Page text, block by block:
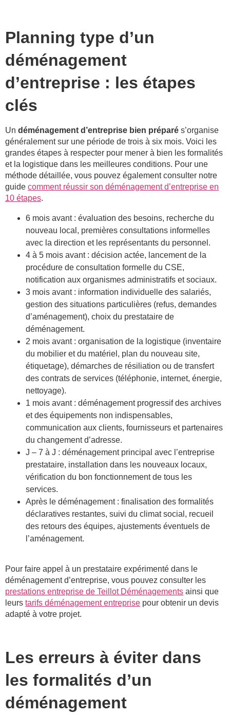
Planning type d’un
déménagement
d’entreprise : les étapes
clés
Un déménagement d’entreprise bien préparé s’organise
généralement sur une période de trois à six mois. Voici les
grandes étapes à respecter pour mener à bien les formalités
et la logistique dans les meilleures conditions. Pour une
méthode détaillée, vous pouvez également consulter notre
guide comment réussir son déménagement d’entreprise en
10 étapes.
6 mois avant : évaluation des besoins, recherche du
nouveau local, premières consultations informelles
avec la direction et les représentants du personnel.
4 à 5 mois avant : décision actée, lancement de la
procédure de consultation formelle du CSE,
notification aux organismes administratifs et sociaux.
3 mois avant : information individuelle des salariés,
gestion des situations particulières (refus, demandes
d’aménagement), choix du prestataire de
déménagement.
2 mois avant : organisation de la logistique (inventaire
du mobilier et du matériel, plan du nouveau site,
étiquetage), démarches de résiliation ou de transfert
des contrats de services (téléphonie, internet, énergie,
nettoyage).
1 mois avant : déménagement progressif des archives
et des équipements non indispensables,
communication aux clients, fournisseurs et partenaires
du changement d’adresse.
J – 7 à J : déménagement principal avec l’entreprise
prestataire, installation dans les nouveaux locaux,
vérification du bon fonctionnement de tous les
services.
Après le déménagement : finalisation des formalités
déclaratives restantes, suivi du climat social, recueil
des retours des équipes, ajustements éventuels de
l’aménagement.
Pour faire appel à un prestataire expérimenté dans le
déménagement d’entreprise, vous pouvez consulter les
prestations entreprise de Teillot Déménagements ainsi que
leurs tarifs déménagement entreprise pour obtenir un devis
adapté à votre projet.
Les erreurs à éviter dans
les formalités d’un
déménagement